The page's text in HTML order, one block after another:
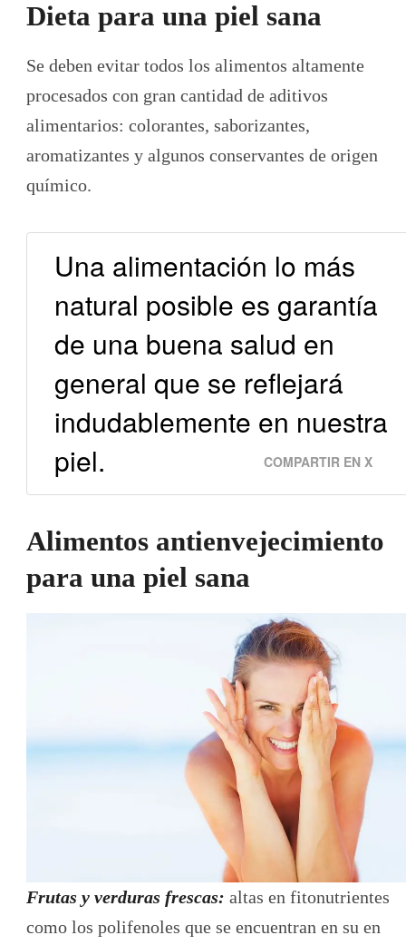
Dieta para una piel sana
Se deben evitar todos los alimentos altamente
procesados con gran cantidad de aditivos
alimentarios: colorantes, saborizantes,
aromatizantes y algunos conservantes de origen
químico.
Una alimentación lo más
natural posible es garantía
de una buena salud en
general que se reflejará
indudablemente en nuestra
piel.
COMPARTIR EN X
Alimentos antienvejecimiento
para una piel sana
Frutas y verduras frescas: altas en fitonutrientes
como los polifenoles que se encuentran en su en